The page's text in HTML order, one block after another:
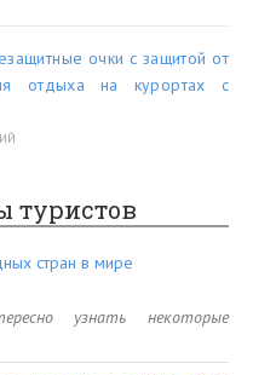
очки с защитой от
отдыха на курортах с
туристов
стран в мире
узнать некоторые